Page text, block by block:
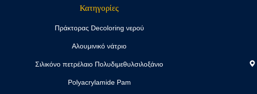
Κατηγορίες
Πράκτορας Decoloring νερού
Αλουμινικό νάτριο
Σιλικόνο πετρέλαιο Πολυδιμεθυλσιλοξάνιο
Polyacrylamide Pam